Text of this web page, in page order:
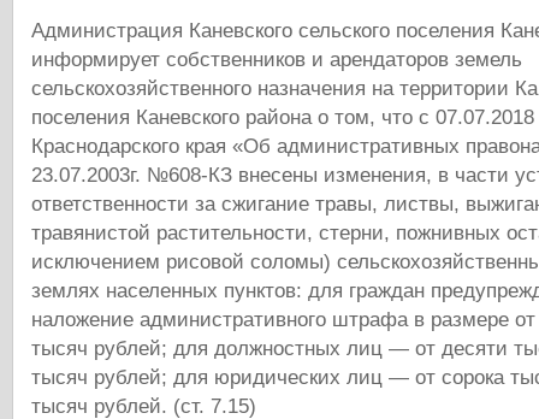
Администрация Каневского сельского поселения
информирует собственников и арендаторов земель
сельскохозяйственного назначения на территории
поселения Каневского района о том, что с 07.07.2018
Краснодарского края «Об административных
23.07.2003г. №608-КЗ внесены изменения, в части
ответственности за сжигание травы, листвы,
травянистой растительности, стерни, пожнивных
исключением рисовой соломы)
землях населенных пунктов: для граждан
наложение административного штрафа в размере
тысяч рублей; для должностных лиц — от десяти
тысяч рублей; для юридических лиц — от сорока
тысяч рублей. (ст. 7.15)